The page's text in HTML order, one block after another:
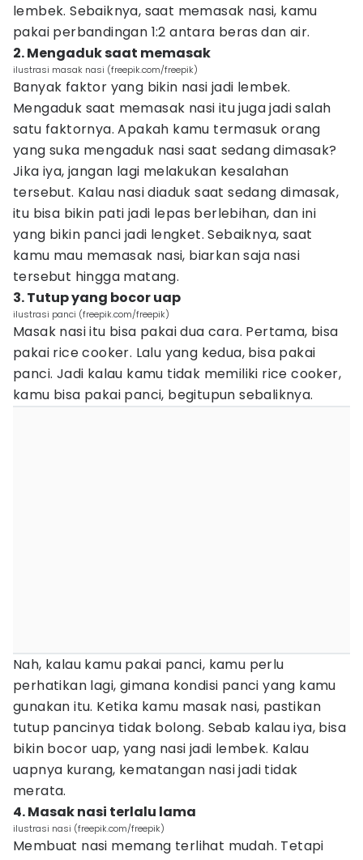
lembek. Sebaiknya, saat memasak nasi, kamu
pakai perbandingan 1:2 antara beras dan air.
2. Mengaduk saat memasak
ilustrasi masak nasi (freepik.com/freepik)
Banyak faktor yang bikin nasi jadi lembek.
Mengaduk saat memasak nasi itu juga jadi salah
satu faktornya. Apakah kamu termasuk orang
yang suka mengaduk nasi saat sedang dimasak?
Jika iya, jangan lagi melakukan kesalahan
tersebut. Kalau nasi diaduk saat sedang dimasak,
itu bisa bikin pati jadi lepas berlebihan, dan ini
yang bikin panci jadi lengket. Sebaiknya, saat
kamu mau memasak nasi, biarkan saja nasi
tersebut hingga matang.
3. Tutup yang bocor uap
ilustrasi panci (freepik.com/freepik)
Masak nasi itu bisa pakai dua cara. Pertama, bisa
pakai rice cooker. Lalu yang kedua, bisa pakai
panci. Jadi kalau kamu tidak memiliki rice cooker,
kamu bisa pakai panci, begitupun sebaliknya.
Nah, kalau kamu pakai panci, kamu perlu
perhatikan lagi, gimana kondisi panci yang kamu
gunakan itu. Ketika kamu masak nasi, pastikan
tutup pancinya tidak bolong. Sebab kalau iya, bisa
bikin bocor uap, yang nasi jadi lembek. Kalau
uapnya kurang, kematangan nasi jadi tidak
merata.
4. Masak nasi terlalu lama
ilustrasi nasi (freepik.com/freepik)
Membuat nasi memang terlihat mudah. Tetapi